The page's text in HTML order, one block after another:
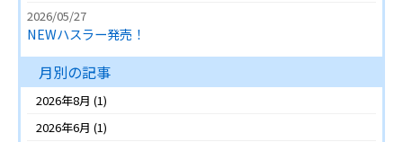
2026/05/27
NEWハスラー発売！
月別の記事
2026年8月 (1)
2026年6月 (1)